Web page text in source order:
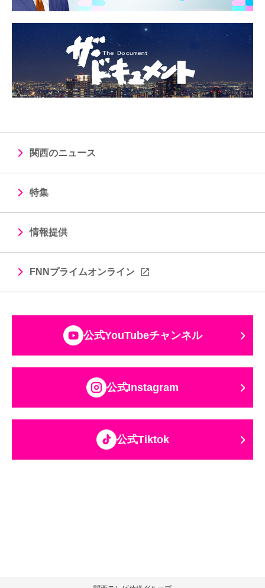
関西のニュース
特集
情報提供
FNNプライムオンライン
公式YouTubeチャンネル
公式Instagram
公式Tiktok